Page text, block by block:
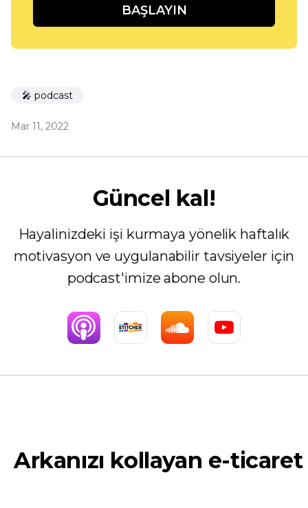
BAŞLAYIN
🎤 podcast
Mar 11, 2022
Güncel kal!
Hayalinizdeki işi kurmaya yönelik haftalık
motivasyon ve uygulanabilir tavsiyeler için
podcast'imize abone olun.
Arkanızı kollayan e-ticaret